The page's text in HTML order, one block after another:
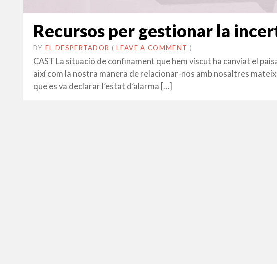
Recursos per gestionar la
BY EL DESPERTADOR ON
15
ABRIL
•(LEAVE A COMMENT )
CAST La situació de confinament que hem viscut ha canviat el
així com la nostra manera de relacionar-nos amb nosaltres
que es va declarar l’estat d’alarma […]